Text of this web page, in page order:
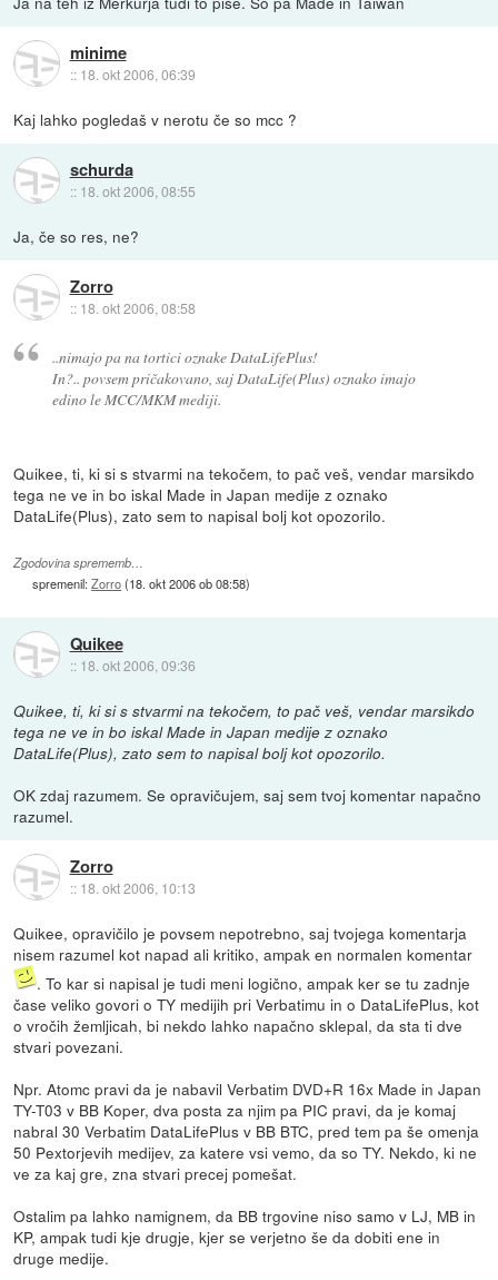
minime
:: 18. okt 2006, 06:39
Kaj lahko pogledaš v nerotu če so mcc ?
schurda
:: 18. okt 2006, 08:55
Ja, če so res, ne?
Zorro
:: 18. okt 2006, 08:58
..nimajo pa na tortici oznake DataLifePlus!
In?.. povsem pričakovano, saj DataLife(Plus) oznako imajo
edino le MCC/MKM mediji.
Quikee, ti, ki si s stvarmi na tekočem, to pač veš, vendar marsikdo
tega ne ve in bo iskal Made in Japan medije z oznako
DataLife(Plus), zato sem to napisal bolj kot opozorilo.
Zgodovina sprememb…
spremenil:Zorro(18. okt 2006 ob 08:58)
Quikee
:: 18. okt 2006, 09:36
Quikee, ti, ki si s stvarmi na tekočem, to pač veš, vendar marsikdo
tega ne ve in bo iskal Made in Japan medije z oznako
DataLife(Plus), zato sem to napisal bolj kot opozorilo.
OK zdaj razumem. Se opravičujem, saj sem tvoj komentar napačno
razumel.
Zorro
:: 18. okt 2006, 10:13
Quikee, opravičilo je povsem nepotrebno, saj tvojega komentarja
nisem razumel kot napad ali kritiko, ampak en normalen komentar
. To kar si napisal je tudi meni logično, ampak ker se tu zadnje
čase veliko govori o TY medijih pri Verbatimu in o DataLifePlus, kot
o vročih žemljicah, bi nekdo lahko napačno sklepal, da sta ti dve
stvari povezani.
Npr. Atomc pravi da je nabavil Verbatim DVD+R 16x Made in Japan
TY-T03 v BB Koper, dva posta za njim pa PIC pravi, da je komaj
nabral 30 Verbatim DataLifePlus v BB BTC, pred tem pa še omenja
50 Pextorjevih medijev, za katere vsi vemo, da so TY. Nekdo, ki ne
ve za kaj gre, zna stvari precej pomešat.
Ostalim pa lahko namignem, da BB trgovine niso samo v LJ, MB in
KP, ampak tudi kje drugje, kjer se verjetno še da dobiti ene in
druge medije.